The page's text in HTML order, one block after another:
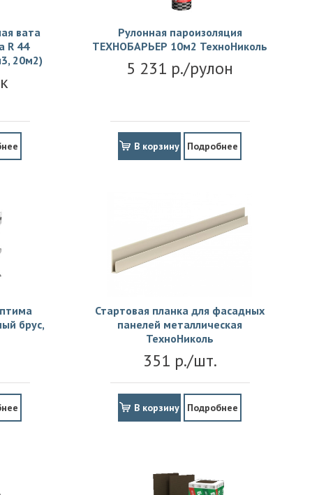
вата
R 44
20м2)
Рулонная пароизоляция
ТЕХНОБАРЬЕР 10м2 ТехноНиколь
5 231 р./рулон
В корзину Подробнее
брус,
Стартовая планка для фасадных
панелей металлическая
ТехноНиколь
351 р./шт.
В корзину Подробнее